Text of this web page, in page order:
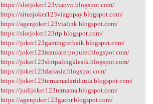
https://slotjoker123viaovo.blogspot.com/
https://situsjoker123viagopay.blogspot.com/
https://agenjoker123vialink.blogspot.com/
https://slotjoker123rtp.blogspot.com/
https://joker123gamingterbaik.blogspot.com/
https://joker123maniaterpopuler.blogspot.com/
https://joker123slotpalingklasik.blogspot.com/
https://joker123dariasia.blogspot.com/
https://joker123ternamadaridunia.blogspot.com/
https://judijoker123ternama.blogspot.com/
https://agenjoker123gacor.blogspot.com/